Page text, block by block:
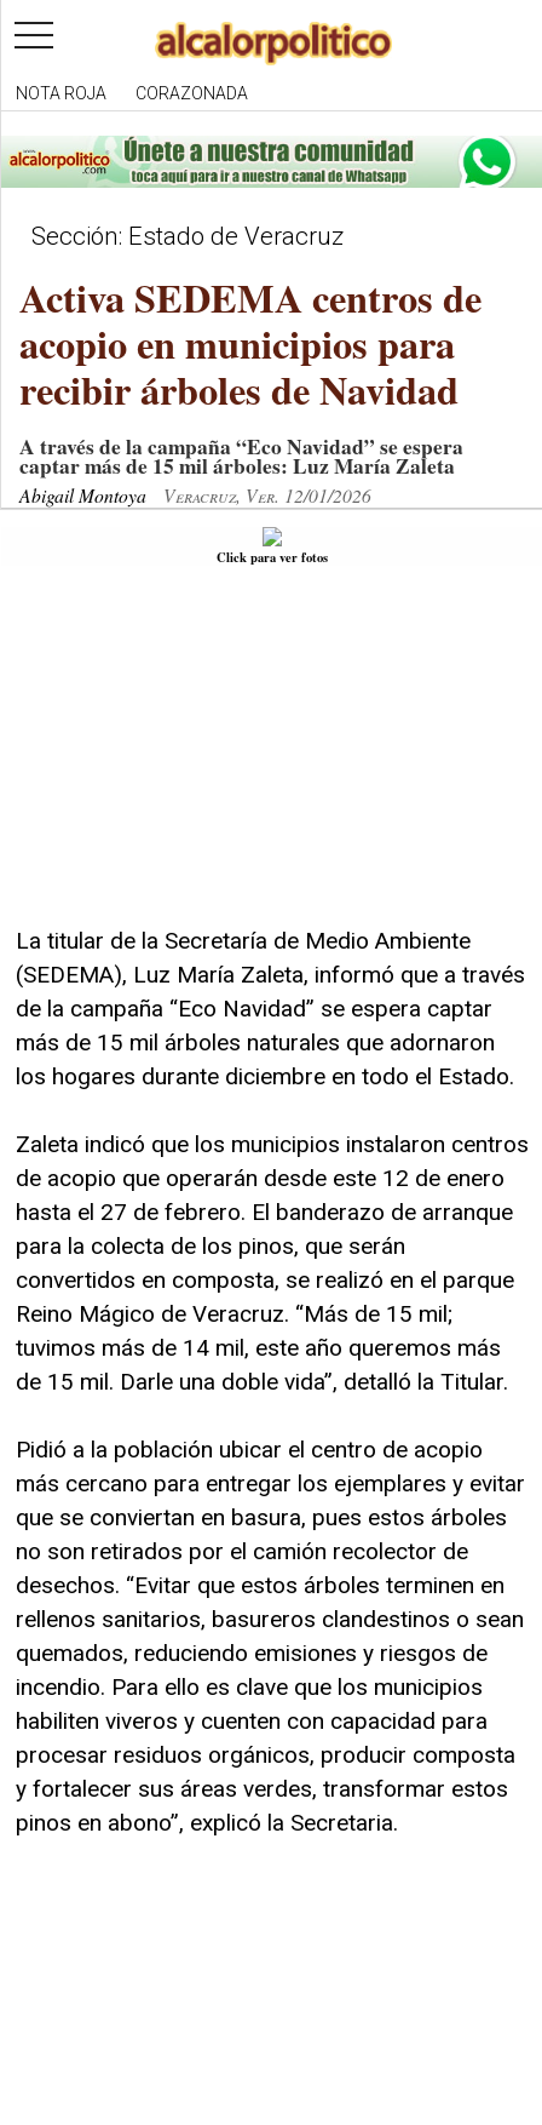
toggle
navigation
NOTA ROJA CORAZONADA
Sección: Estado de Veracruz
Activa SEDEMA centros de
acopio en municipios para
recibir árboles de Navidad
A través de la campaña “Eco Navidad” se espera
captar más de 15 mil árboles: Luz María Zaleta
Abigail Montoya Veracruz, Ver. 12/01/2026
Click para ver fotos
La titular de la Secretaría de Medio Ambiente
(SEDEMA), Luz María Zaleta, informó que a través
de la campaña “Eco Navidad” se espera captar
más de 15 mil árboles naturales que adornaron
los hogares durante diciembre en todo el Estado.
Zaleta indicó que los municipios instalaron centros
de acopio que operarán desde este 12 de enero
hasta el 27 de febrero. El banderazo de arranque
para la colecta de los pinos, que serán
convertidos en composta, se realizó en el parque
Reino Mágico de Veracruz. “Más de 15 mil;
tuvimos más de 14 mil, este año queremos más
de 15 mil. Darle una doble vida”, detalló la Titular.
Pidió a la población ubicar el centro de acopio
más cercano para entregar los ejemplares y evitar
que se conviertan en basura, pues estos árboles
no son retirados por el camión recolector de
desechos. “Evitar que estos árboles terminen en
rellenos sanitarios, basureros clandestinos o sean
quemados, reduciendo emisiones y riesgos de
incendio. Para ello es clave que los municipios
habiliten viveros y cuenten con capacidad para
procesar residuos orgánicos, producir composta
y fortalecer sus áreas verdes, transformar estos
pinos en abono”, explicó la Secretaria.